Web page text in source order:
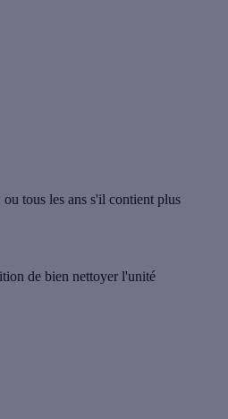
tous les ans s'il contient plus
de bien nettoyer l'unité